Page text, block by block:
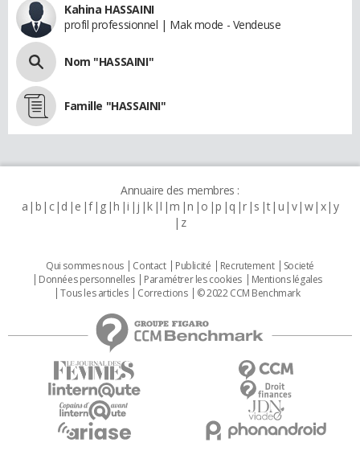
Kahina HASSAINI
profil professionnel | Mak mode - Vendeuse
Nom "HASSAINI"
Famille "HASSAINI"
Annuaire des membres :
a b c d e f g h i j k l m n o p q r s t u v w x y
z
Qui sommes nous Contact Publicité Recrutement
Societé
Données personnelles
Paramétrer les cookies
Mentions légales
Tous les articles
Corrections © 2022 CCM Benchmark